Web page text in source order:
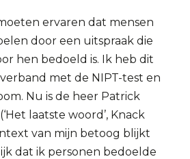
ervaren dat mensen
door een uitspraak die
hen bedoeld is. Ik heb dit
met de NIPT-test en
Nu is de heer Patrick
laatste woord’, Knack
van mijn betoog blijkt
dat ik personen bedoelde